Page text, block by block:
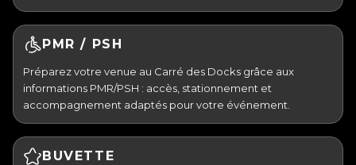
PMR / PSH
Préparez votre venue au Carré des Docks grâce aux
informations PMR/PSH : accès, stationnement et
accompagnement adaptés pour votre événement.
BUVETTE